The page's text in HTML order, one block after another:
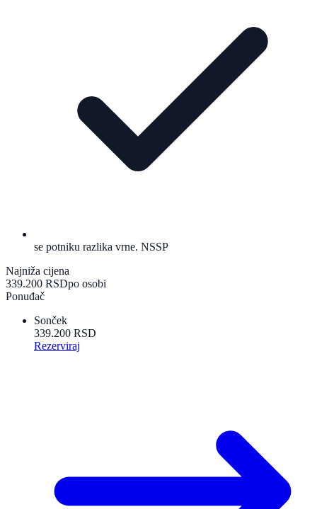
se potniku razlika vrne. NSSP
Najniža cijena
339.200 RSDpo osobi
Ponuđač
Sonček
339.200 RSD
Rezerviraj